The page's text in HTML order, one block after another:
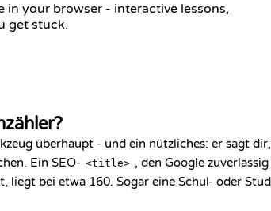
your browser - interactive lessons,
get stuck.
überhaupt - und ein nützliches: er sagt
Ein SEO- <title> , den Google
liegt bei etwa 160. Sogar eine Schul- oder